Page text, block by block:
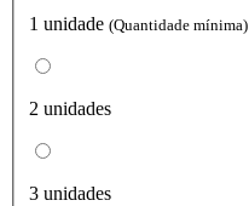
1 unidade (Quantidade mínima)
2 unidades
3 unidades